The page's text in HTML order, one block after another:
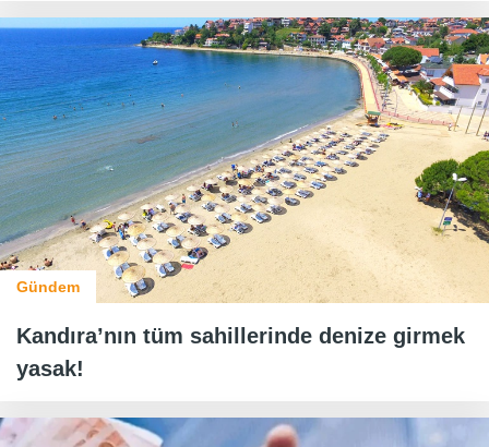
Gündem
Kandıra’nın tüm sahillerinde denize girmek
yasak!